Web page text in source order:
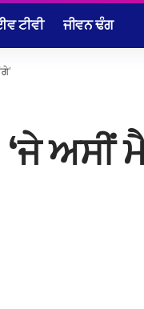
ਟੀਵੀ ਜੀਵਨ ਢੰਗ
ਅਸੀਂ